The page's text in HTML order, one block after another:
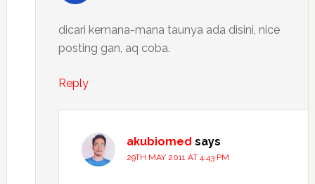
dicari kemana-mana taunya ada disini, nice
posting gan, aq coba.
Reply
akubiomed says
29TH MAY 2011 AT 4:43 PM